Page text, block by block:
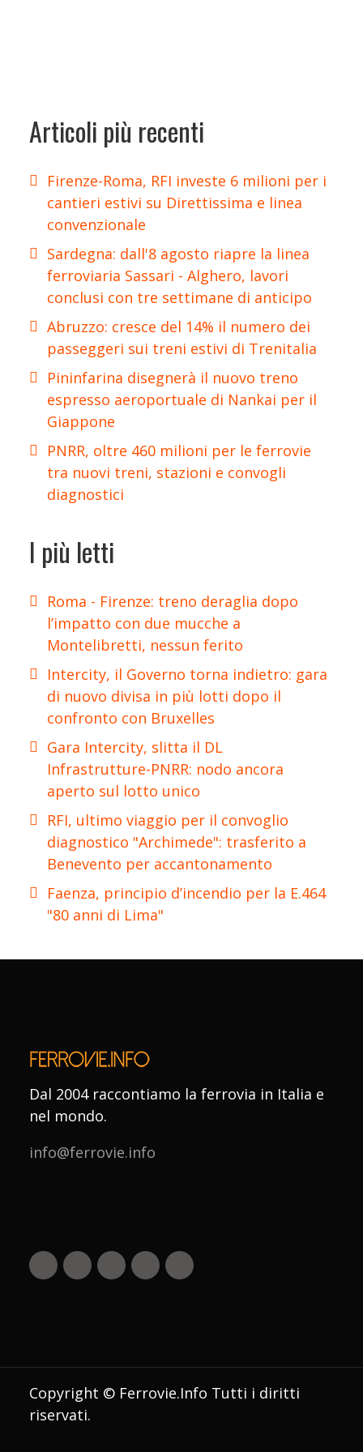
Articoli più recenti
Firenze-Roma, RFI investe 6 milioni per i
cantieri estivi su Direttissima e linea
convenzionale
Sardegna: dall'8 agosto riapre la linea
ferroviaria Sassari - Alghero, lavori
conclusi con tre settimane di anticipo
Abruzzo: cresce del 14% il numero dei
passeggeri sui treni estivi di Trenitalia
Pininfarina disegnerà il nuovo treno
espresso aeroportuale di Nankai per il
Giappone
PNRR, oltre 460 milioni per le ferrovie
tra nuovi treni, stazioni e convogli
diagnostici
I più letti
Roma - Firenze: treno deraglia dopo
l’impatto con due mucche a
Montelibretti, nessun ferito
Intercity, il Governo torna indietro: gara
di nuovo divisa in più lotti dopo il
confronto con Bruxelles
Gara Intercity, slitta il DL
Infrastrutture-PNRR: nodo ancora
aperto sul lotto unico
RFI, ultimo viaggio per il convoglio
diagnostico "Archimede": trasferito a
Benevento per accantonamento
Faenza, principio d’incendio per la E.464
"80 anni di Lima"
Dal 2004 raccontiamo la ferrovia in Italia e
nel mondo.
info@ferrovie.info
Copyright © Ferrovie.Info Tutti i diritti
riservati.